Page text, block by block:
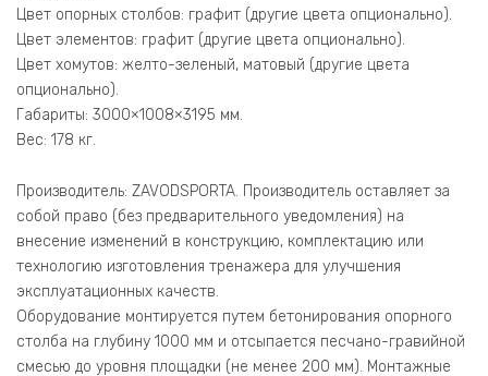
Цвет опорных столбов: графит (другие цвета опционально).
Цвет элементов: графит (другие цвета опционально).
Цвет хомутов: желто-зеленый, матовый (другие цвета
опционально).
Габариты: 3000×1008×3195 мм.
Вес: 178 кг.
Производитель: ZAVODSPORTA. Производитель оставляет за
собой право (без предварительного уведомления) на
внесение изменений в конструкцию, комплектацию или
технологию изготовления тренажера для улучшения
эксплуатационных качеств.
Оборудование монтируется путем бетонирования опорного
столба на глубину 1000 мм и отсыпается песчано-гравийной
смесью до уровня площадки (не менее 200 мм). Монтажные